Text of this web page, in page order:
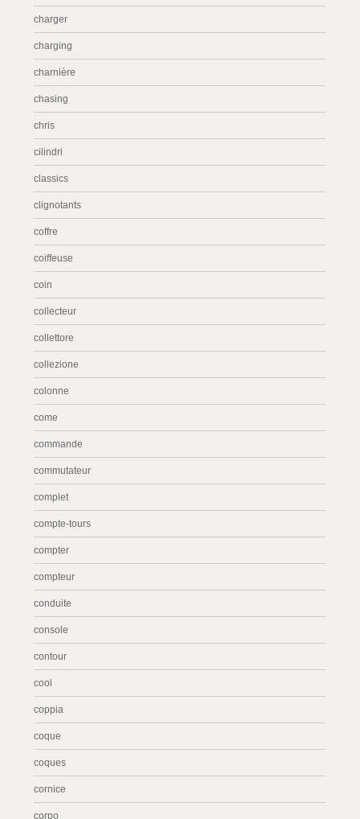
charger
charging
charnière
chasing
chris
cilindri
classics
clignotants
coffre
coiffeuse
coin
collecteur
collettore
collezione
colonne
come
commande
commutateur
complet
compte-tours
compter
compteur
conduite
console
contour
cool
coppia
coque
coques
cornice
corpo